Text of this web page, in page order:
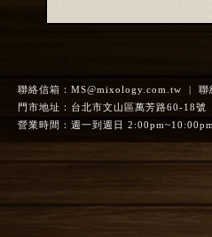
聯絡信箱： MS@mixology.com.tw | 聯
門市地址：台北市文山區萬芳路60-18號
營業時間：週一到週日 2:00pm~10:00pm